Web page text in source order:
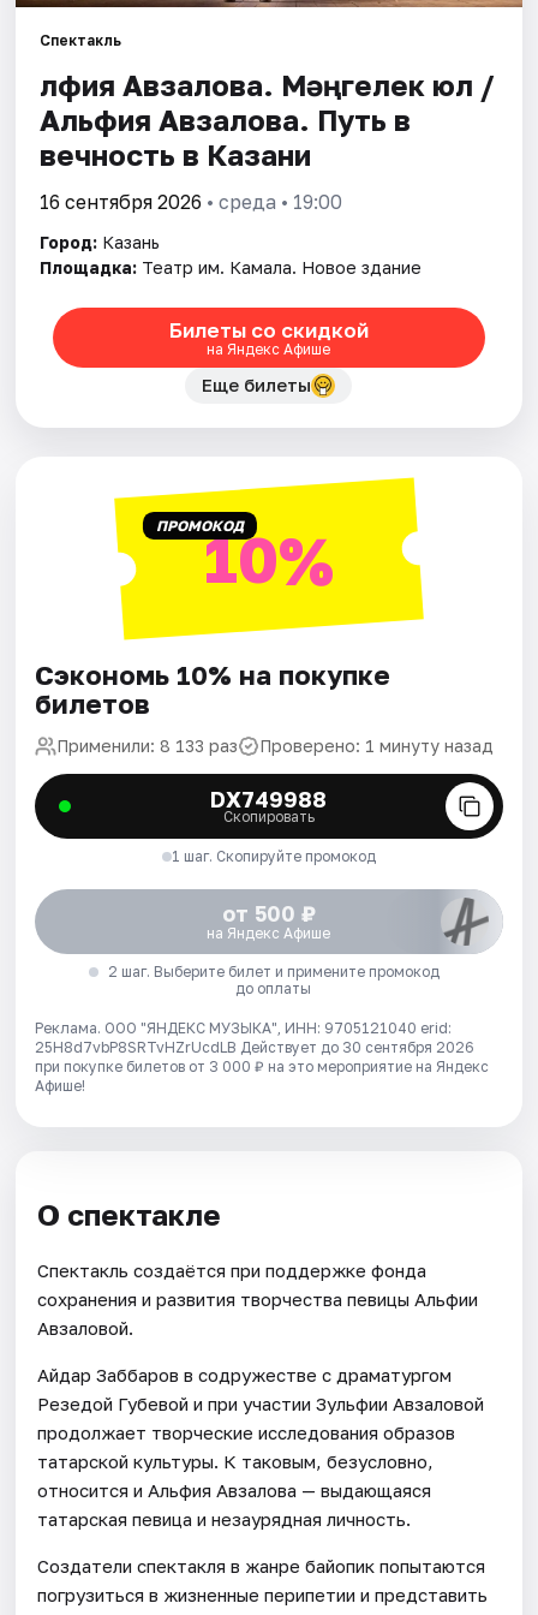
Площадки
Артисты
Спектакль
Әлфия Авзалова. Мәңгелек юл /
Альфия Авзалова. Путь в
вечность в Казани
16 сентября 2026 • среда • 19:00
Город: Казань
Площадка: Театр им. Камала. Новое здание
Билеты со скидкой
на Яндекс Афише
Еще билеты
ПРОМОКОД10%
Сэкономь 10% на покупке
билетов
Применили: 8 133 раз Проверено: 1 минуту назад
DX749988
Скопировать
1 шаг. Скопируйте промокод
от 500 ₽
на Яндекс Афише
2 шаг. Выберите билет и примените промокод
до оплаты
Реклама. ООО "ЯНДЕКС МУЗЫКА", ИНН: 9705121040 erid:
25H8d7vbP8SRTvHZrUcdLB Действует до 30 сентября 2026
при покупке билетов от 3 000 ₽ на это мероприятие на Яндекс
Афише!
О спектакле
Спектакль создаётся при поддержке фонда
сохранения и развития творчества певицы Альфии
Авзаловой.
Айдар Заббаров в содружестве с драматургом
Резедой Губевой и при участии Зульфии Авзаловой
продолжает творческие исследования образов
татарской культуры. К таковым, безусловно,
относится и Альфия Авзалова — выдающаяся
татарская певица и незаурядная личность.
Создатели спектакля в жанре байопик попытаются
погрузиться в жизненные перипетии и представить